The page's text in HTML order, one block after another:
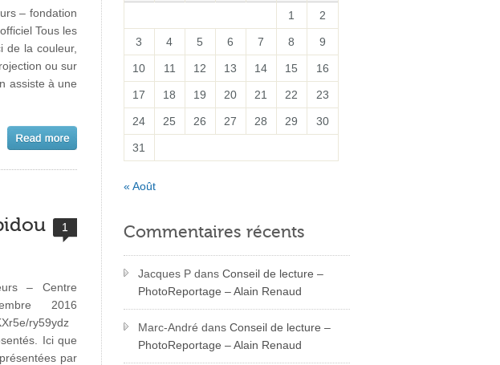
– fondation
Tous les
de la couleur,
ou sur
assiste à une
1
– Centre
2016
ry59ydz
Ici que
par
1 2
3 4 5 6 7 8 9
10 11 12 13 14 15 16
17 18 19 20 21 22 23
24 25 26 27 28 29 30
31
« Août
Commentaires récents
Jacques Pdans Conseil de lecture –
PhotoReportage – Alain Renaud
Marc-André dans Conseil de lecture –
PhotoReportage – Alain Renaud